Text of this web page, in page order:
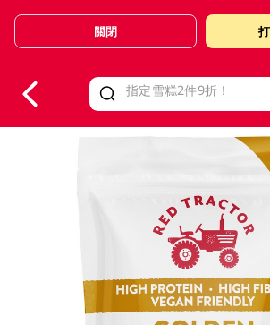
Valid Until 30 June 2026
關閉